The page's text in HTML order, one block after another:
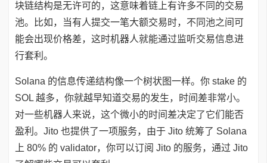
块链结构是无许可的，这意味着链上有许多不同的交易
池。比如，当有人提交一笔大额交易时，不同池之间可
能会出现价格差，这时机器人就能通过监听交易信息进
行套利。
Solana 的信息传递结构像一个树状图一样。你 stake 的
SOL 越多，你就越早知道交易的发生，时间差非常小。
对一些机器人来说，这个微小的时间差决定了它们能否
盈利。Jito 也提供了一项服务，由于 Jito 统筹了 Solana
上 80% 的 validator，你可以订阅 Jito 的服务，通过 Jito